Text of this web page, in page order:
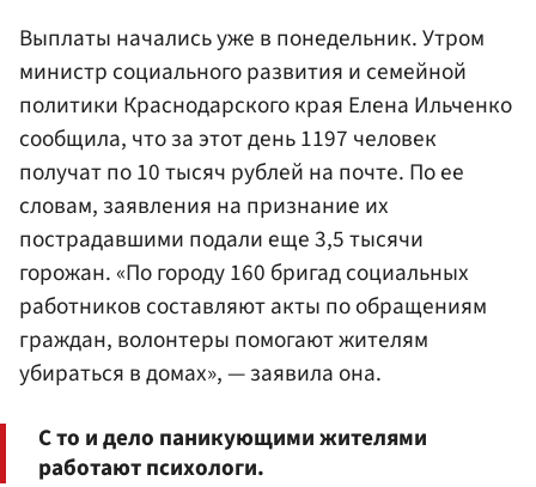
Выплаты начались уже в понедельник. Утром
министр социального развития и семейной
политики Краснодарского края Елена Ильченко
сообщила, что за этот день 1197 человек
получат по 10 тысяч рублей на почте. По ее
словам, заявления на признание их
пострадавшими подали еще 3,5 тысячи
горожан. «По городу 160 бригад социальных
работников составляют акты по обращениям
граждан, волонтеры помогают жителям
убираться в домах», — заявила она.
С то и дело паникующими жителями
работают психологи.